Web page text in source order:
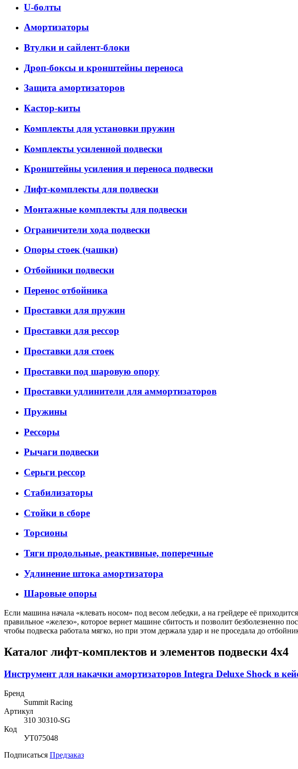
U-болты
Амортизаторы
Втулки и сайлент-блоки
Дроп-боксы и кронштейны переноса
Защита амортизаторов
Кастор-киты
Комплекты для установки пружин
Комплекты усиленной подвески
Кронштейны усиления и переноса подвески
Лифт-комплекты для подвески
Монтажные комплекты для подвески
Ограничители хода подвески
Опоры стоек (чашки)
Отбойники подвески
Перенос отбойника
Проставки для пружин
Проставки для рессор
Проставки для стоек
Проставки под шаровую опору
Проставки удлинители для аммортизаторов
Пружины
Рессоры
Рычаги подвески
Серьги рессор
Стабилизаторы
Стойки в сборе
Торсионы
Тяги продольные, реактивные, поперечные
Удлинение штока амортизатора
Шаровые опоры
Если машина начала «клевать носом» под весом лебедки, а на грейдере её
правильное «железо», которое вернет машине сбитость и позволит
чтобы подвеска работала мягко, но при этом держала удар и не проседала до
Каталог лифт-комплектов и элементов подвески 4х4
Инструмент для накачки амортизаторов Integra Deluxe Shock в
Бренд
Summit Racing
Артикул
310 30310-SG
Код
УТ075048
Подписаться Предзаказ